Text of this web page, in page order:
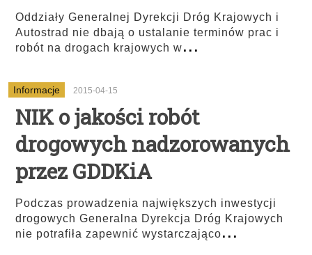
Oddziały Generalnej Dyrekcji Dróg Krajowych i
Autostrad nie dbają o ustalanie terminów prac i
robót na drogach krajowych w...
Informacje 2015-04-15
NIK o jakości robót
drogowych nadzorowanych
przez GDDKiA
Podczas prowadzenia największych inwestycji
drogowych Generalna Dyrekcja Dróg Krajowych
nie potrafiła zapewnić wystarczająco...